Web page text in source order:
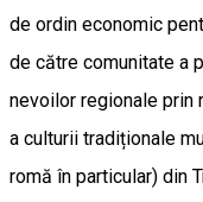
de ordin economic
de către comunitate a
nevoilor regionale prin
a culturii tradiționale
romă în particular) din